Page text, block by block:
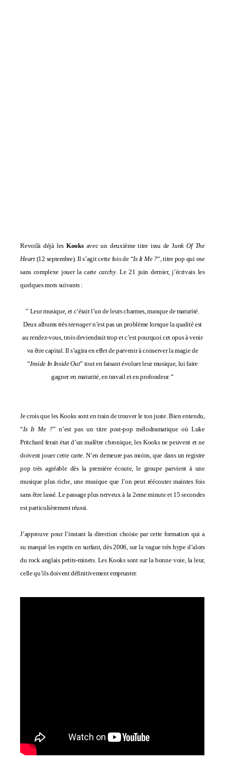
Revoilà déjà lesKooksavec un deuxième titre issu de Junk Of The
Heart(12 septembre). Il s’agit cette fois de “Is It Me ?“, titre pop qui ose
sans complexe jouer la carte catchy.Le 21 juin dernier, j’écrivais les
quelques mots suivants :
” Leur musique, et c’était l’un de leurs charmes, manque de maturité.
Deux albums trèsteenagern’est pas un problème lorsque la qualité est
au rendez-vous, trois deviendrait trop et c’est pourquoi cet opus à venir
va être capital. Il s’agira en effet de parvenir à conserver la magie de
“Inside In Inside Out” tout en faisant évoluer leur musique, lui faire
gagner en maturité, en travail et en profondeur. “
Je crois que les Kooks sont en train de trouver le ton juste. Bien entendu,
“Is It Me ?” n’est pas un titre post-pop mélodramatique où Luke
Pritchard ferait état d’un malêtre chronique, les Kooks ne peuvent et ne
doivent jouer cette carte. N’en demeure pas moins, que dans un registre
pop très agréable dès la première écoute, le groupe parvient à une
musique plus riche, une musique que l’on peut réécouter maintes fois
sans être lassé. Le passage plus nerveux à la 2eme minute et 15 secondes
est particulièrement réussi.
J’approuve pour l’instant la direction choisie par cette formation qui a
su marqué les esprits en surfant, dès 2006, sur la vague très hype d’alors
du rock anglais petits-minets. Les Kooks sont sur la bonne voie, la leur,
celle qu’ils doivent définitivement emprunter.